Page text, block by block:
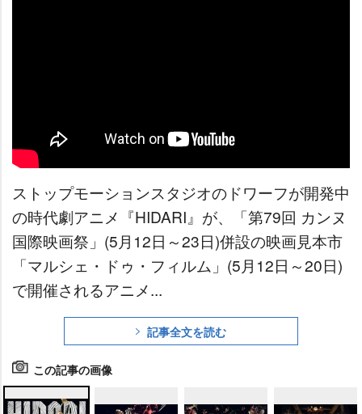
ストップモーションスタジオのドワーフが開発中
の時代劇アニメ『HIDARI』が、「第79回 カンヌ
国際映画祭」(5月12日～23日)併設の映画見本市
「マルシェ・ドゥ・フィルム」(5月12日～20日)
で開催されるアニメ...
記事全文を読む
この記事の画像